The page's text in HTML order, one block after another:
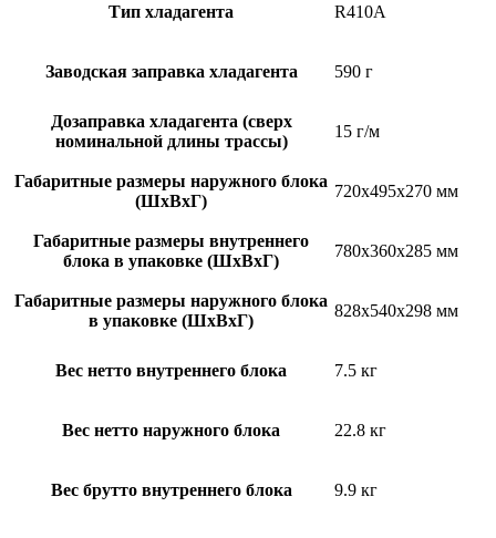
Тип хладагента R410A
Заводская заправка хладагента 590 г
Дозаправка хладагента (сверх
номинальной длины трассы)
15 г/м
Габаритные размеры наружного блока
(ШxВxГ)
720x495x270 мм
Габаритные размеры внутреннего
блока в упаковке (ШxВxГ)
780x360x285 мм
Габаритные размеры наружного блока
в упаковке (ШxВxГ)
828x540x298 мм
Вес нетто внутреннего блока 7.5 кг
Вес нетто наружного блока 22.8 кг
Вес брутто внутреннего блока 9.9 кг